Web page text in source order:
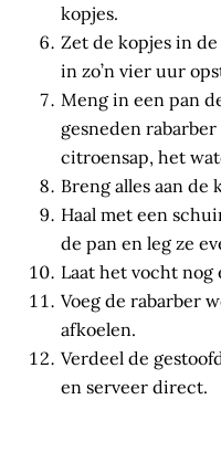
kopjes.
Zet de kopjes in
in zo’n vier uur
Meng in een pan
gesneden
citroensap, het
Breng alles aan de
Haal met een
de pan en leg ze
Laat het vocht
Voeg de rabarber
afkoelen.
Verdeel de
en serveer direct.